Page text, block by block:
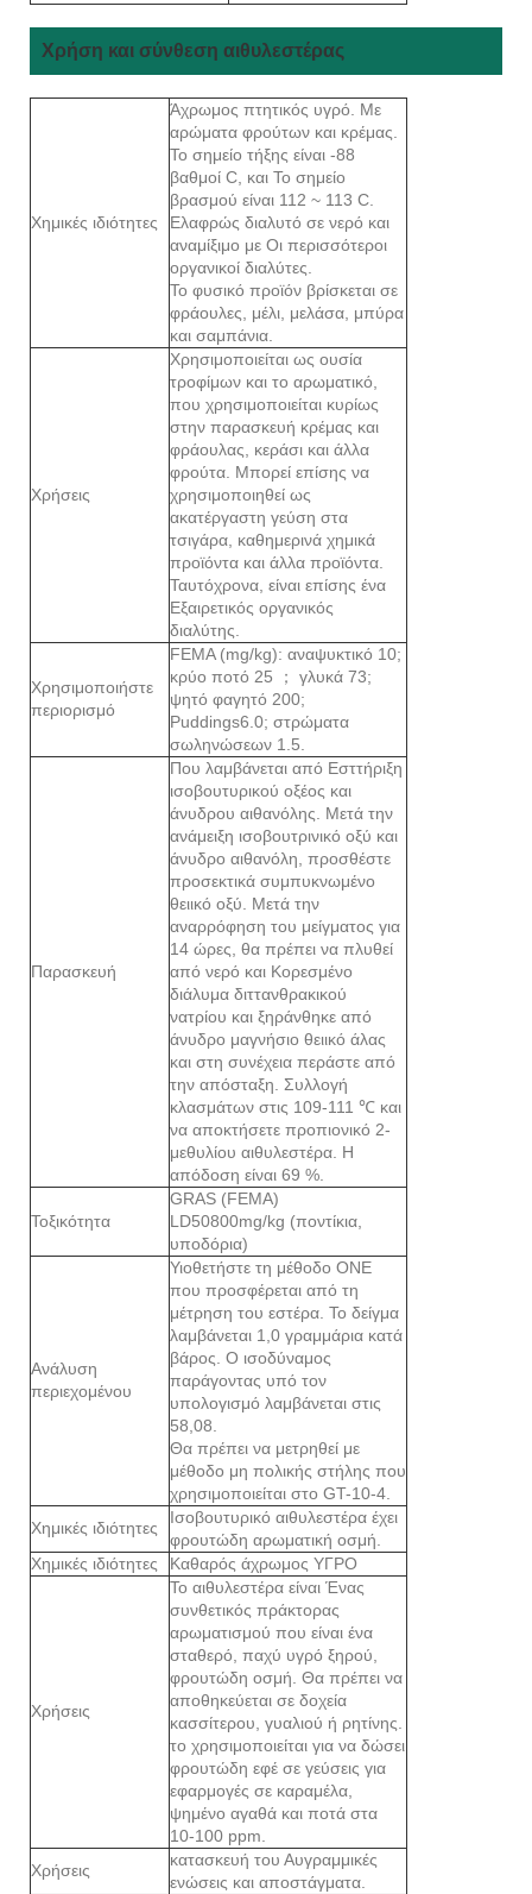
Χρήση και σύνθεση αιθυλεστέρας
Χημικές ιδιότητες
Άχρωμος πτητικός υγρό. Με
αρώματα φρούτων και κρέμας.
Το σημείο τήξης είναι -88
βαθμοί C, και Το σημείο
βρασμού είναι 112 ~ 113 C.
Ελαφρώς διαλυτό σε νερό και
αναμίξιμο με Οι περισσότεροι
οργανικοί διαλύτες.
Το φυσικό προϊόν βρίσκεται σε
φράουλες, μέλι, μελάσα, μπύρα
και σαμπάνια.
Χρήσεις
Χρησιμοποιείται ως ουσία
τροφίμων και το αρωματικό,
που χρησιμοποιείται κυρίως
στην παρασκευή κρέμας και
φράουλας, κεράσι και άλλα
φρούτα. Μπορεί επίσης να
χρησιμοποιηθεί ως
ακατέργαστη γεύση στα
τσιγάρα, καθημερινά χημικά
προϊόντα και άλλα προϊόντα.
Ταυτόχρονα, είναι επίσης ένα
Εξαιρετικός οργανικός
διαλύτης.
Χρησιμοποιήστε
περιορισμό
FEMA (mg/kg): αναψυκτικό 10;
κρύο ποτό 25 ； γλυκά 73;
ψητό φαγητό 200;
Puddings6.0; στρώματα
σωληνώσεων 1.5.
Παρασκευή
Που λαμβάνεται από Εσττήριξη
ισοβουτυρικού οξέος και
άνυδρου αιθανόλης. Μετά την
ανάμειξη ισοβουτρινικό οξύ και
άνυδρο αιθανόλη, προσθέστε
προσεκτικά συμπυκνωμένο
θειικό οξύ. Μετά την
αναρρόφηση του μείγματος για
14 ώρες, θα πρέπει να πλυθεί
από νερό και Κορεσμένο
διάλυμα διττανθρακικού
νατρίου και ξηράνθηκε από
άνυδρο μαγνήσιο θειικό άλας
και στη συνέχεια περάστε από
την απόσταξη. Συλλογή
κλασμάτων στις 109-111 ℃ και
να αποκτήσετε προπιονικό 2-
μεθυλίου αιθυλεστέρα. Η
απόδοση είναι 69 %.
Τοξικότητα
GRAS (FEMA)
LD50800mg/kg (ποντίκια,
υποδόρια)
Ανάλυση
περιεχομένου
Υιοθετήστε τη μέθοδο ONE
που προσφέρεται από τη
μέτρηση του εστέρα. Το δείγμα
λαμβάνεται 1,0 γραμμάρια κατά
βάρος. Ο ισοδύναμος
παράγοντας υπό τον
υπολογισμό λαμβάνεται στις
58,08.
Θα πρέπει να μετρηθεί με
μέθοδο μη πολικής στήλης που
χρησιμοποιείται στο GT-10-4.
Χημικές ιδιότητες
Ισοβουτυρικό αιθυλεστέρα έχει
φρουτώδη αρωματική οσμή.
Χημικές ιδιότητες
Καθαρός άχρωμος ΥΓΡΟ
Χρήσεις
Το αιθυλεστέρα είναι Ένας
συνθετικός πράκτορας
αρωματισμού που είναι ένα
σταθερό, παχύ υγρό ξηρού,
φρουτώδη οσμή. Θα πρέπει να
αποθηκεύεται σε δοχεία
κασσίτερου, γυαλιού ή ρητίνης.
το χρησιμοποιείται για να δώσει
φρουτώδη εφέ σε γεύσεις για
εφαρμογές σε καραμέλα,
ψημένο αγαθά και ποτά στα
10-100 ppm.
Χρήσεις
κατασκευή του Αυγραμμικές
ενώσεις και αποστάγματα.